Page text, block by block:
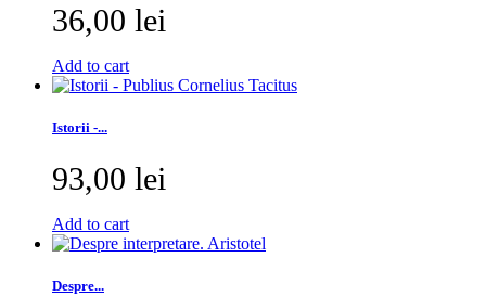
36,00 lei
Add to cart
Istorii -...
93,00 lei
Add to cart
Despre...